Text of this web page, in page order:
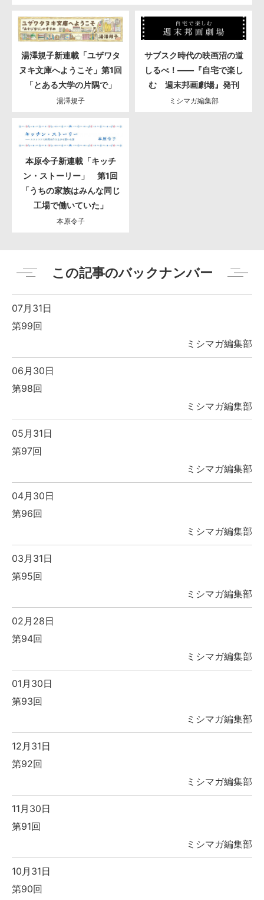
湯澤規子新連載「ユザワタ
ヌキ文庫へようこそ」第1回
「とある大学の片隅で」
湯澤規子
サブスク時代の映画沼の道
しるべ！――『自宅で楽し
む 週末邦画劇場』発刊
ミシマガ編集部
本原令子新連載「キッチ
ン・ストーリー」 第1回
「うちの家族はみんな同じ
工場で働いていた」
本原令子
この記事のバックナンバー
07月31日
第99回
ミシマガ編集部
06月30日
第98回
ミシマガ編集部
05月31日
第97回
ミシマガ編集部
04月30日
第96回
ミシマガ編集部
03月31日
第95回
ミシマガ編集部
02月28日
第94回
ミシマガ編集部
01月30日
第93回
ミシマガ編集部
12月31日
第92回
ミシマガ編集部
11月30日
第91回
ミシマガ編集部
10月31日
第90回